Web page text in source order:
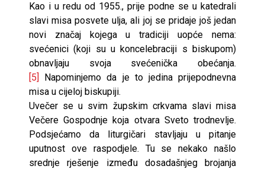
Kao i u redu od 1955., prije podne se u katedrali
slavi misa posvete ulja, ali joj se pridaje još jedan
novi značaj kojega u tradiciji uopće nema:
svećenici (koji su u koncelebraciji s biskupom)
obnavljaju svoja svećenička obećanja.
[5]
Napominjemo da je to jedina prijepodnevna
misa u cijeloj biskupiji.
Uvečer se u svim župskim crkvama slavi misa
Večere Gospodnje koja otvara Sveto trodnevlje.
Podsjećamo da liturgičari stavljaju u pitanje
uputnost ove raspodjele. Tu se nekako našlo
srednje rješenje između dosadašnjeg brojanja